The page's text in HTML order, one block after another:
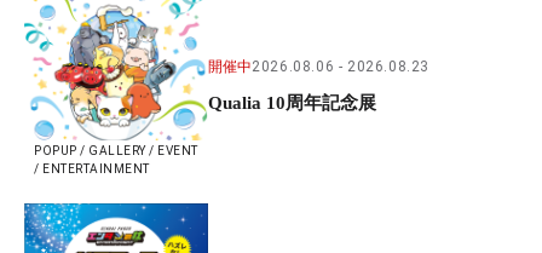
POPUP / GALLERY / EVENT
/ ENTERTAINMENT
開催中2026.08.06 2026.08.23
Qualia 10周年記念展